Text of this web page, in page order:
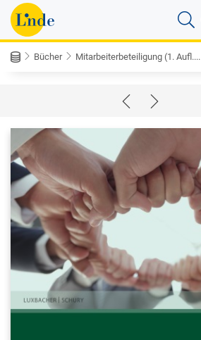
Bücher Mitarbeiterbeteiligung (1. Aufl....